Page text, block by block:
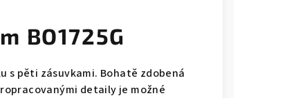
BO1725G
s pěti zásuvkami. Bohatě zdobená
detaily je možné